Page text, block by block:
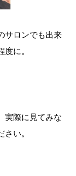
サロンでも出来
に。
実際に見てみな
い。